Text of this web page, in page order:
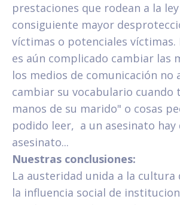
prestaciones que rodean a la
consiguiente mayor
víctimas o potenciales
es aún complicado cambiar las
los medios de comunicación no
cambiar su vocabulario cuando
manos de su marido" o cosas
podido leer, a un asesinato hay
asesinato...
Nuestras conclusiones:
La austeridad unida a la cultura
la influencia social de